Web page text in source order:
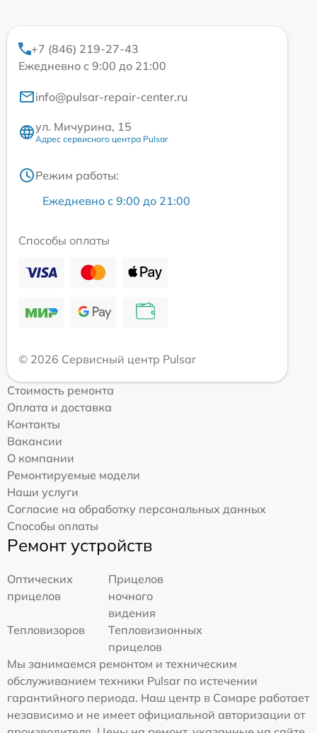
+7 (846) 219-27-43
Ежедневно с 9:00 до 21:00
info@pulsar-repair-center.ru
ул. Мичурина, 15
Адрес сервисного центра Pulsar
Режим работы:
Ежедневно с 9:00 до 21:00
Способы оплаты
© 2026 Сервисный центр Pulsar
Стоимость ремонта
Оплата и доставка
Контакты
Вакансии
О компании
Ремонтируемые модели
Наши услуги
Согласие на обработку персональных данных
Способы оплаты
Ремонт устройств
Оптических
прицелов
Прицелов
ночного
видения
Тепловизоров
Тепловизионных
прицелов
Мы занимаемся ремонтом и техническим
обслуживанием техники Pulsar по истечении
гарантийного периода. Наш центр в Самаре работает
независимо и не имеет официальной авторизации от